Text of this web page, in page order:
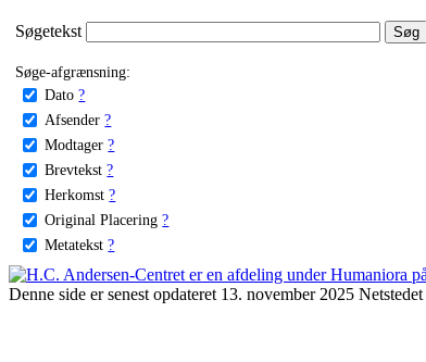
Søgetekst
Søge-afgrænsning:
Dato ?
Afsender ?
Modtager ?
Brevtekst ?
Herkomst ?
Original Placering ?
Metatekst ?
Denne side er senest opdateret 13. november 2025